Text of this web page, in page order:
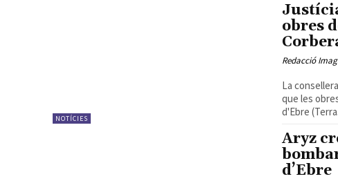
NOTÍCIES
obres
Redacció
La
que les
d'Ebre
Aryz
d’Ebre